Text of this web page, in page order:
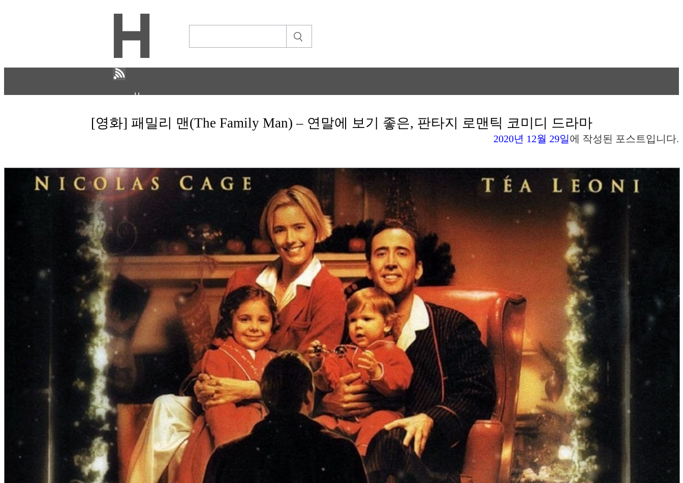
H
ECONOMY
IT ISSUE
ⓘ
[영화] 패밀리 맨(The Family Man) – 연말에 보기 좋은, 판타지 로맨틱 코미디 드라마
2020년 12월 29일에 작성된 포스트입니다.